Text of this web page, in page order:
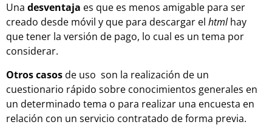
Una desventaja es que es menos amigable para ser
creado desde móvil y que para descargar el htmlhay
que tener la versión de pago, lo cual es un tema por
considerar.
Otros casosde uso son la realización de un
cuestionario rápido sobre conocimientos generales en
un determinado tema o para realizar una encuesta en
relación con un servicio contratado de forma previa.